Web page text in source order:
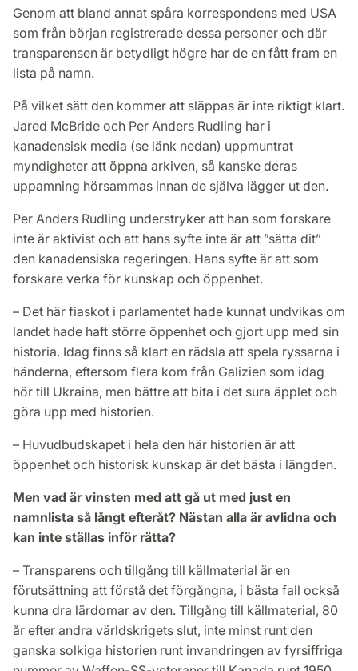
Genom att bland annat spåra korrespondens med USA
som från början registrerade dessa personer och där
transparensen är betydligt högre har de en fått fram en
lista på namn.
På vilket sätt den kommer att släppas är inte riktigt klart.
Jared McBride och Per Anders Rudling har i
kanadensisk media (se länk nedan) uppmuntrat
myndigheter att öppna arkiven, så kanske deras
uppamning hörsammas innan de själva lägger ut den.
Per Anders Rudling understryker att han som forskare
inte är aktivist och att hans syfte inte är att ”sätta dit”
den kanadensiska regeringen. Hans syfte är att som
forskare verka för kunskap och öppenhet.
– Det här fiaskot i parlamentet hade kunnat undvikas om
landet hade haft större öppenhet och gjort upp med sin
historia. Idag finns så klart en rädsla att spela ryssarna i
händerna, eftersom flera kom från Galizien som idag
hör till Ukraina, men bättre att bita i det sura äpplet och
göra upp med historien.
– Huvudbudskapet i hela den här historien är att
öppenhet och historisk kunskap är det bästa i längden.
Men vad är vinsten med att gå ut med just en
namnlista så långt efteråt? Nästan alla är avlidna och
kan inte ställas inför rätta?
– Transparens och tillgång till källmaterial är en
förutsättning att förstå det förgångna, i bästa fall också
kunna dra lärdomar av den. Tillgång till källmaterial, 80
år efter andra världskrigets slut, inte minst runt den
ganska solkiga historien runt invandringen av fyrsiffriga